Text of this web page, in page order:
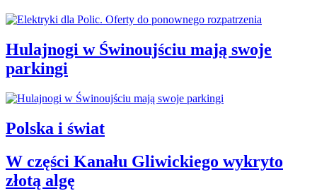
Hulajnogi w Świnoujściu mają swoje
parkingi
Polska i świat
W części Kanału Gliwickiego wykryto
złotą algę